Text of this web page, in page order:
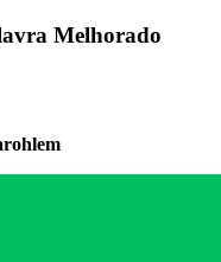
Melhorado